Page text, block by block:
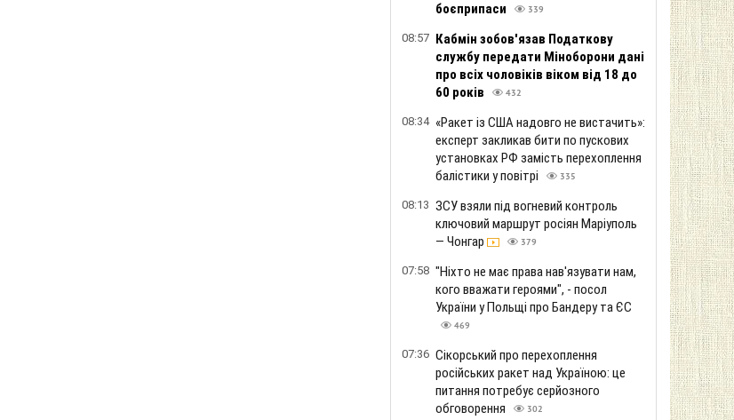
боєприпаси
339
08:57 Кабмін зобов'язав Податкову
службу передати Міноборони дані
про всіх чоловіків віком від 18 до
60 років
432
08:34 «Ракет із США надовго не вистачить»:
експерт закликав бити по пускових
установках РФ замість перехоплення
балістики у повітрі
335
08:13 ЗСУ взяли під вогневий контроль
ключовий маршрут росіян Маріуполь
— Чонгар
379
07:58 "Ніхто не має права нав'язувати нам,
кого вважати героями", - посол
України у Польщі про Бандеру та ЄС
469
07:36 Сікорський про перехоплення
російських ракет над Україною: це
питання потребує серйозного
обговорення
302